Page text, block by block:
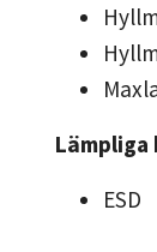
Lämpliga
ESD